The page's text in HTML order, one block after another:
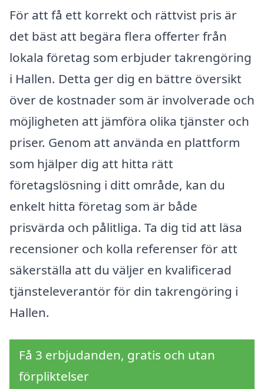
För att få ett korrekt och rättvist pris är
det bäst att begära flera offerter från
lokala företag som erbjuder takrengöring
i Hallen. Detta ger dig en bättre översikt
över de kostnader som är involverade och
möjligheten att jämföra olika tjänster och
priser. Genom att använda en plattform
som hjälper dig att hitta rätt
företagslösning i ditt område, kan du
enkelt hitta företag som är både
prisvärda och pålitliga. Ta dig tid att läsa
recensioner och kolla referenser för att
säkerställa att du väljer en kvalificerad
tjänsteleverantör för din takrengöring i
Hallen.
Få 3 erbjudanden, gratis och utan
förpliktelser